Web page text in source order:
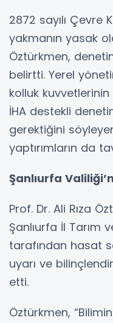
2872 sayılı Çevre
yakmanın yasak
Öztürkmen,
belirtti. Yerel
kolluk
İHA destekli
gerektiğini
yaptırımların da
Şanlıurfa
Prof. Dr. Ali Rıza
Şanlıurfa İl Tarım
tarafından hasat
uyarı ve
etti.
Öztürkmen,